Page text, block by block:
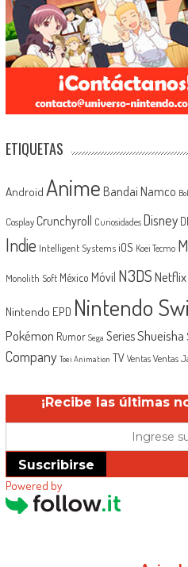
ETIQUETAS
Android Anime Bandai Namco
Cosplay Crunchyroll Curiosidades Disney
Indie Intelligent Systems iOS Koei Tecmo
Monolith Soft México Móvil N3DSNetflix
Nintendo EPD Nintendo
Pokémon Rumor Sega SeriesShueisha
Company Toei Animation TV Ventas Ventas
¡Recibe las últimas
Suscribirse
Powered by